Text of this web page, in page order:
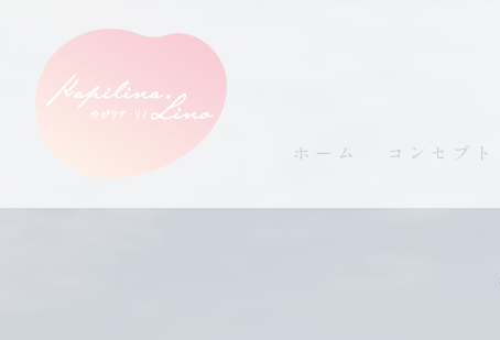
ホーム コンセプト